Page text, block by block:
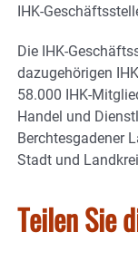
IHK-
Die IHK-
dazugehörigen
58.000 IHK-
Handel und
Berchtesgadener
Stadt und
Teilen Sie